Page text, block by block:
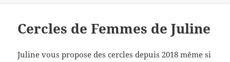
o
o
k
er
Cercles de Femmes de Juline
Juline vous propose des cercles depuis 2018 même si